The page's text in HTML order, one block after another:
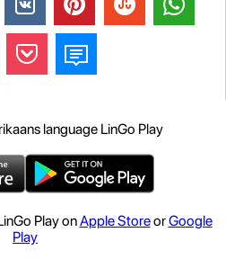
language LinGo Play
Play onApple StoreorGoogle
Play